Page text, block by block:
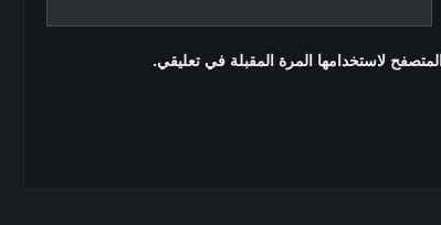
لاستخدامها المرة المقبلة في تعليقي.